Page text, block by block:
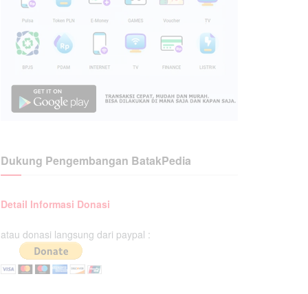
Dukung Pengembangan BatakPedia
Detail Informasi Donasi
atau donasi langsung dari paypal :